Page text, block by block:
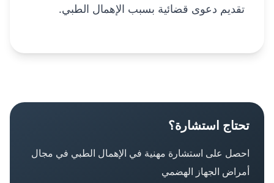
تقديم دعوى قضائية بسبب الإهمال الطبي.
تحتاج استشارة؟
احصل على استشارة مهنية في الإهمال الطبي في مجال
أمراض الجهاز الهضمي